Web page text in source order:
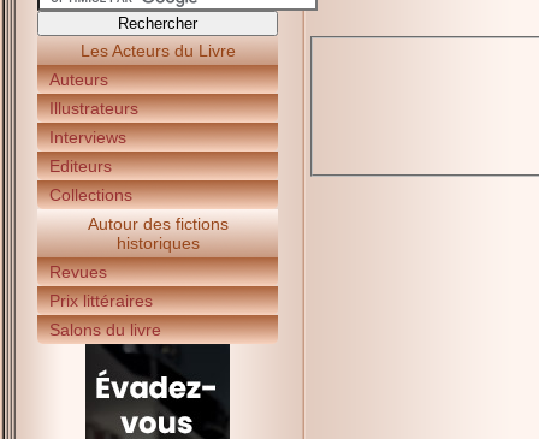
Les Acteurs du Livre
Auteurs
Illustrateurs
Interviews
Editeurs
Collections
Autour des fictions
historiques
Revues
Prix littéraires
Salons du livre